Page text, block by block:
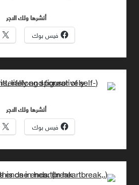
أنشرها ولك الاجر
فيس بوك
أنشرها ولك الاجر
فيس بوك